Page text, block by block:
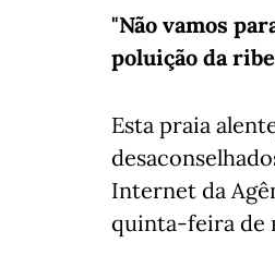
"Não vamos
poluição da
Esta praia
Internet da
quinta-feira de